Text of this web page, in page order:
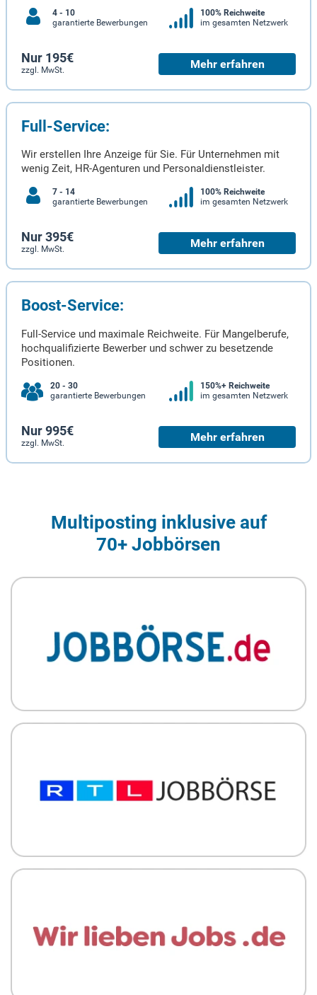
4 - 10
garantierte Bewerbungen
100% Reichweite
im gesamten Netzwerk
Nur 195€
zzgl. MwSt. Mehr erfahren
Full-Service:
Wir erstellen Ihre Anzeige für Sie. Für Unternehmen mit
wenig Zeit, HR-Agenturen und Personaldienstleister.
7 - 14
garantierte Bewerbungen
100% Reichweite
im gesamten Netzwerk
Nur 395€
zzgl. MwSt. Mehr erfahren
Boost-Service:
Full-Service und maximale Reichweite. Für Mangelberufe,
hochqualifizierte Bewerber und schwer zu besetzende
Positionen.
20 - 30
garantierte Bewerbungen
150%+ Reichweite
im gesamten Netzwerk
Nur 995€
zzgl. MwSt. Mehr erfahren
Multiposting inklusive auf
70+ Jobbörsen